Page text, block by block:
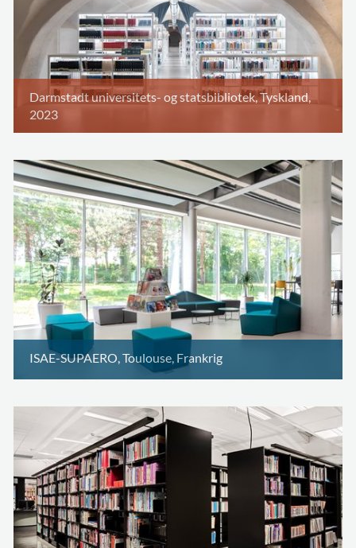
Darmstadt universitets- og statsbibliotek, Tyskland,
2023
ISAE-SUPAERO, Toulouse, Frankrig